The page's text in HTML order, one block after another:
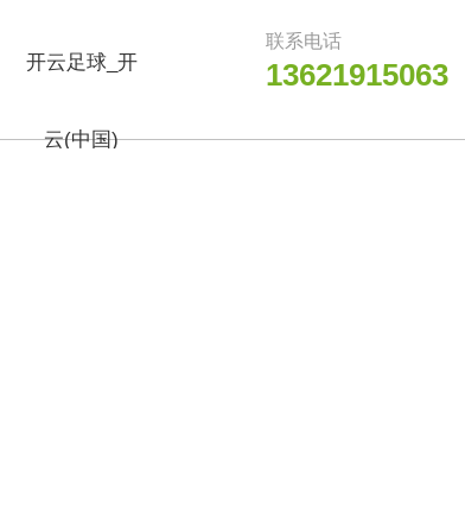
开云足球_开
云(中国)
联系电话
13621915063